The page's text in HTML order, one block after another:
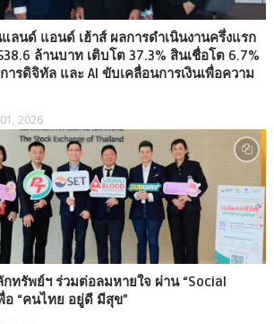
ลนด์ แอนด์ เฮ้าส์ ผลการดำเนินงานครึ่งแรก
ล้านบาท เติบโต 37.3% สินเชื่อโต 6.7%
รดิจิทัล และ AI ขับเคลื่อนการเงินเพื่อความ
2026
ทรัพย์ฯ ร่วมต่อลมหายใจ ผ่าน “Social
อ “คนไทย อยู่ดี มีสุข”